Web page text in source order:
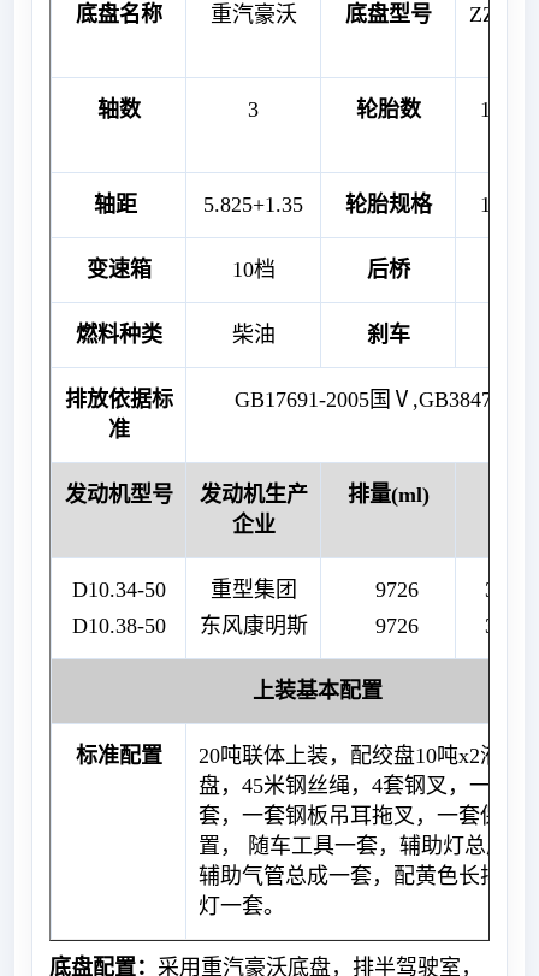
底盘名称 重汽豪沃 底盘型号
轴数 3 轮胎数
11（
轴距 5.825+1.35 轮胎规格
变速箱 10档 后桥
燃料种类 柴油 刹车
排放依据标
准
GB17691-2005国Ⅴ,GB3847-
发动机型号
发动机生产
企业
排量(ml)
D10.34-50
D10.38-50
重型集团
东风康明斯
9726
9726
338
375
上装基本配置
标准配置
20吨联体上装，配绞盘10吨x2液压
盘，45米钢丝绳，4套钢叉，一套拖
套，一套钢板吊耳拖叉，一套保胎
置， 随车工具一套，辅助灯总成一
辅助气管总成一套，配黄色长排工
灯一套。
底盘配置： 采用重汽豪沃底盘，排半驾驶室，